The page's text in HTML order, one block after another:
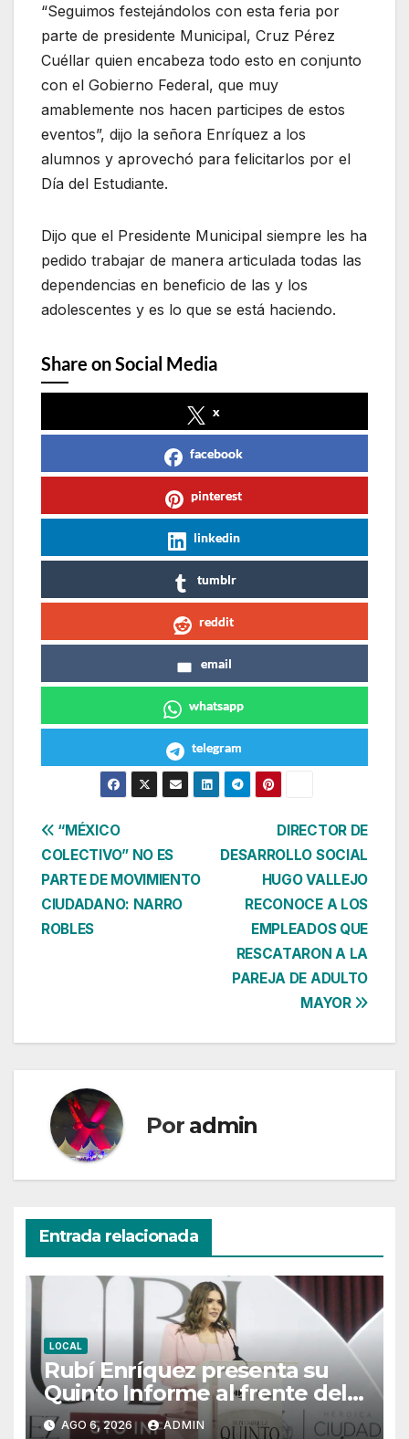
“Seguimos festejándolos con esta feria por
parte de presidente Municipal, Cruz Pérez
Cuéllar quien encabeza todo esto en conjunto
con el Gobierno Federal, que muy
amablemente nos hacen participes de estos
eventos”, dijo la señora Enríquez a los
alumnos y aprovechó para felicitarlos por el
Día del Estudiante.
Dijo que el Presidente Municipal siempre les ha
pedido trabajar de manera articulada todas las
dependencias en beneficio de las y los
adolescentes y es lo que se está haciendo.
Share on Social Media
x
facebook
pinterest
linkedin
tumblr
reddit
email
whatsapp
telegram
Navegación
de
entradas
DIRECTOR DE
DESARROLLO SOCIAL
HUGO VALLEJO
RECONOCE A LOS
EMPLEADOS QUE
RESCATARON A LA
PAREJA DE ADULTO
MAYOR
“MÉXICO
COLECTIVO” NO ES
PARTE DE MOVIMIENTO
CIUDADANO: NARRO
ROBLES
Por admin
Entrada relacionada
LOCAL
Rubí Enríquez presenta su
Quinto Informe al frente del
DIF Juárez y marca el cierre
AGO 6, 2026 ADMIN